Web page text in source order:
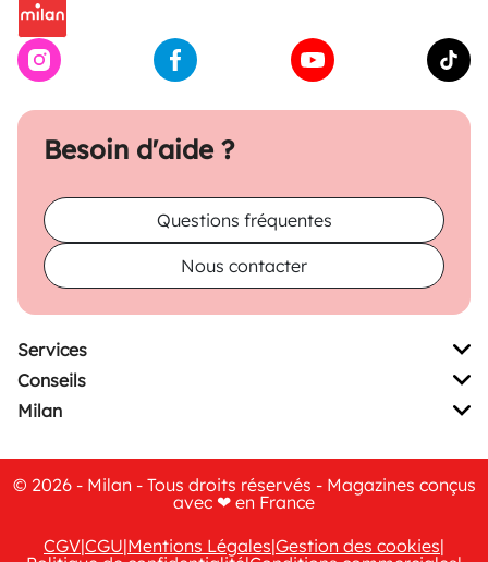
Besoin d'aide ?
Questions fréquentes
Nous contacter
Services
Conseils
Milan
© 2026 - Milan - Tous droits réservés - Magazines conçus
avec ❤ en France
CGV|CGU|Mentions Légales|Gestion des cookies|